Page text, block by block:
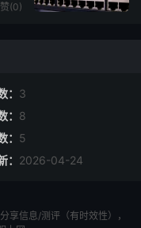
赞(0)
： 3
： 8
： 5
： 2026-04-24
享信息/测评（有时效性），